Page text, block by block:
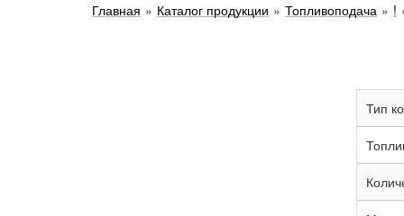
Главная » Каталог продукции » Топливоподача » !
Тип